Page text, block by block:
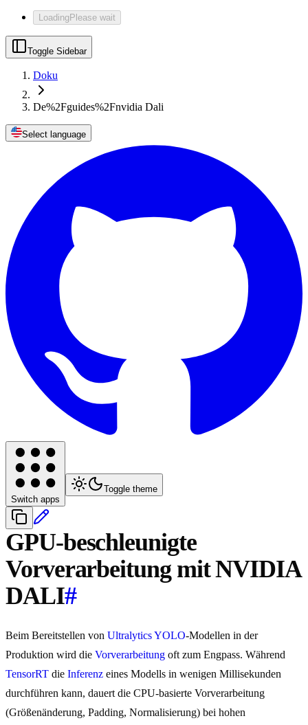
LoadingPlease wait
Toggle Sidebar
Doku
De%2Fguides%2Fnvidia Dali
Select language
Switch apps
Toggle theme
GPU-beschleunigte
Vorverarbeitung mit NVIDIA
DALI#
Beim Bereitstellen von Ultralytics YOLO-Modellen in der
Produktion wird die Vorverarbeitung oft zum Engpass. Während
TensorRT die Inferenz eines Modells in wenigen Millisekunden
durchführen kann, dauert die CPU-basierte Vorverarbeitung
(Größenänderung, Padding, Normalisierung) bei hohen